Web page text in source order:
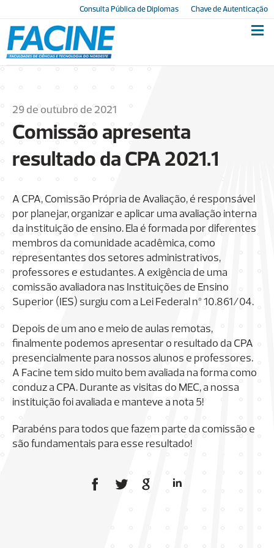
Consulta Pública de Diplomas Chave de Autenticação
29 de outubro de 2021
Comissão apresenta
resultado da CPA 2021.1
A CPA, Comissão Própria de Avaliação, é responsável
por planejar, organizar e aplicar uma avaliação interna
da instituição de ensino. Ela é formada por diferentes
membros da comunidade acadêmica, como
representantes dos setores administrativos,
professores e estudantes. A exigência de uma
comissão avaliadora nas Instituições de Ensino
Superior (IES) surgiu com a Lei Federal nº 10.861/04.
Depois de um ano e meio de aulas remotas,
finalmente podemos apresentar o resultado da CPA
presencialmente para nossos alunos e professores.
A Facine tem sido muito bem avaliada na forma como
conduz a CPA. Durante as visitas do MEC, a nossa
instituição foi avaliada e manteve a nota 5!
Parabéns para todos que fazem parte da comissão e
são fundamentais para esse resultado!